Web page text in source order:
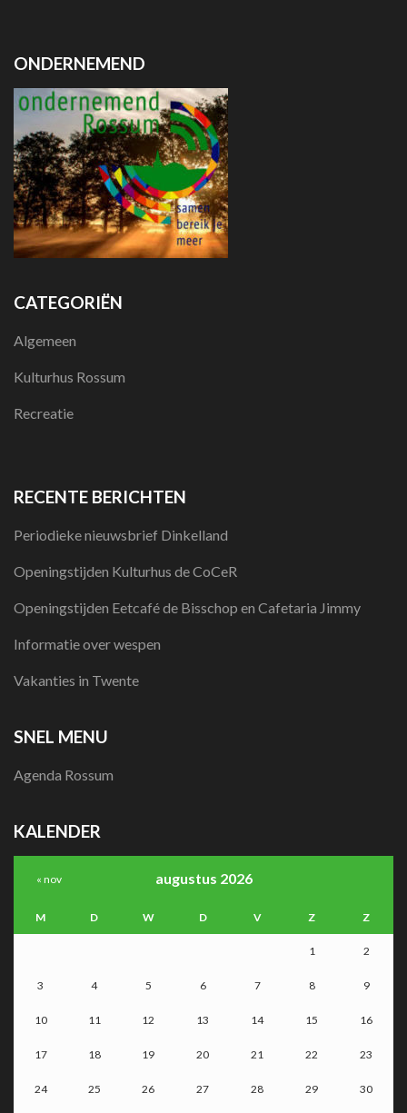
ONDERNEMEND
CATEGORIËN
Algemeen
Kulturhus Rossum
Recreatie
RECENTE BERICHTEN
Periodieke nieuwsbrief Dinkelland
Openingstijden Kulturhus de CoCeR
Openingstijden Eetcafé de Bisschop en Cafetaria Jimmy
Informatie over wespen
Vakanties in Twente
SNEL MENU
Agenda Rossum
KALENDER
augustus 2026
M D W D V Z Z
1 2
3 4 5 6 7 8 9
10 11 12 13 14 15 16
17 18 19 20 21 22 23
24 25 26 27 28 29 30
« nov